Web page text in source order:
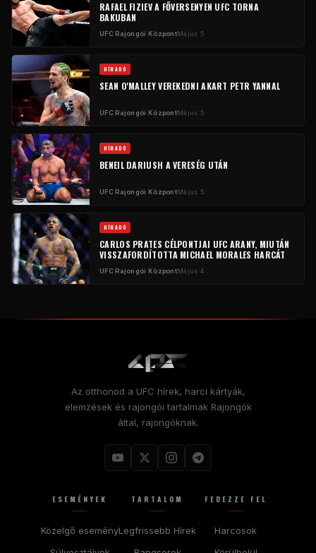
RAFAEL FIZIEV A FŐVERSENYEN UFC TORNA
BAKUBAN
UFCRajongói KözpontMájus 5
HÍRADÓ
SEAN O'MALLEY VEREKEDNI AKART PETR YANNAL
UFCRajongói KözpontMájus 5
HÍRADÓ
BENEIL DARIUSH A VERESÉG UTÁN
UFCRajongói KözpontMájus 5
HÍRADÓ
CARLOS PRATES CÉLPONTJAI UFC ARANY, MIUTÁN
VISSZAFORDÍTOTTA MICHAEL MORALES HARCÁT
UFCRajongói KözpontMájus 4
Az otthonod a UFC hírek, harci kártyák,
elemzések és rajongói tartalmak Rajongók
által, rajongóknak.
ESEMÉNYEK
Közelgő esemény
TARTALOM
Legfrissebb Hírek
FEDEZZE FEL
Harcosok